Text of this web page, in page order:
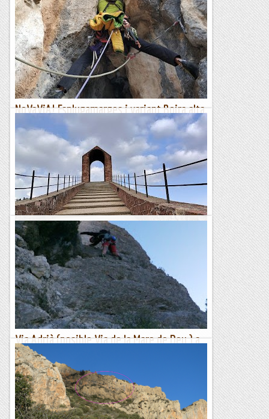
Per arribar-nos al santuari del Lord (Sant Llorenç de
Morunys) hem de passar un túnel. Al marge sud hi ha un
sector d’escalada on sempre es troben escaladors – de fet
hi...
Escalada per a tontos
NoVaViA! Esplugamarges i variant Boira alta,
contrafort de Can Xinquet (Cambrils)
***Petit contrafort d'uns 50m d'alçada, allargassat i plomat,
que va fer de refugi a una de tantes construccions en parets
baumades i de la que encara se n'endevina el...
Roca i neu
Btt-el pont del diable i la torre fossada.
Descripció de la ruta; el track descriu l'itinerari sortint des del
Prat de Llobregat, però es pot fer des de qualsevol dels
pobles que hi ha vora el riu. En el nostre cas...
Esgarrapacrestes
Via Adrià (posible Via de la Mare de Deu ) a
la cresta del Ninet
Quan vem fer la bonica cresta del Ninet de seguida em vaig
fixar amb aquest elegant esperó.Avui l'em fet i ens ha sorpres
moltissim de lo maca que es.L'acces es pot fer...
Les altres vies...